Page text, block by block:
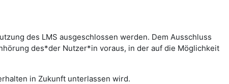
des LMS ausgeschlossen werden. Dem Ausschluss
des*der Nutzer*in voraus, in der auf die Möglichkeit
in Zukunft unterlassen wird.